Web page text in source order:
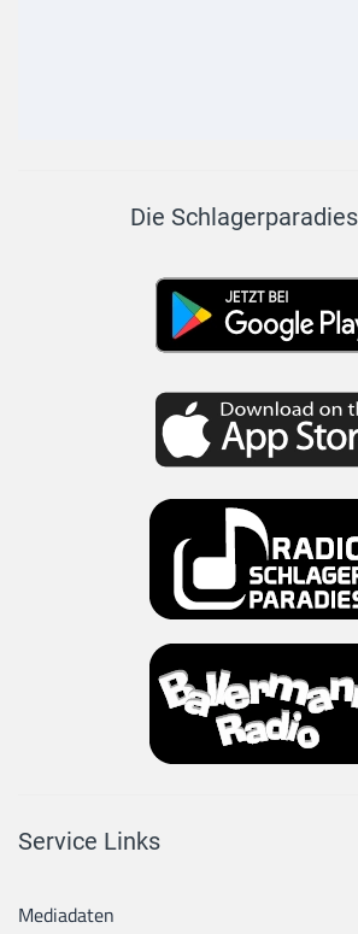
Die
Service Links
Mediadaten